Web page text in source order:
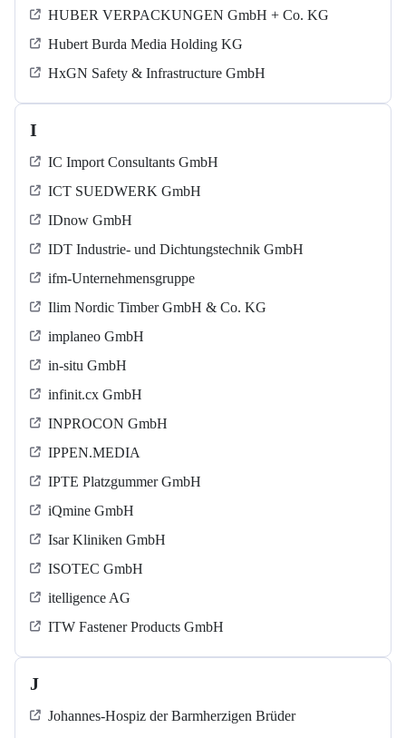
HUBER VERPACKUNGEN GmbH + Co. KG
Hubert Burda Media Holding KG
HxGN Safety & Infrastructure GmbH
I
IC Import Consultants GmbH
ICT SUEDWERK GmbH
IDnow GmbH
IDT Industrie- und Dichtungstechnik GmbH
ifm-Unternehmensgruppe
Ilim Nordic Timber GmbH & Co. KG
implaneo GmbH
in-situ GmbH
infinit.cx GmbH
INPROCON GmbH
IPPEN.MEDIA
IPTE Platzgummer GmbH
iQmine GmbH
Isar Kliniken GmbH
ISOTEC GmbH
itelligence AG
ITW Fastener Products GmbH
J
Johannes-Hospiz der Barmherzigen Brüder